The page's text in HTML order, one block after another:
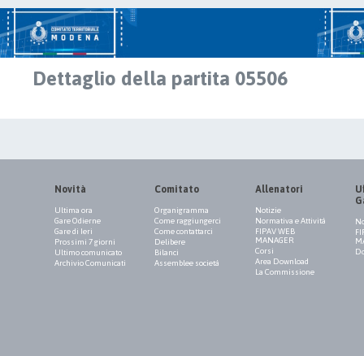
Dettaglio della partita 05506
Novità
Ultima ora
Gare Odierne
Gare di Ieri
Prossimi 7 giorni
Ultimo comunicato
Archivio Comunicati
Comitato
Organigramma
Come raggiungerci
Come contattarci
Delibere
Bilanci
Assemblee società
Allenatori
Notizie
Normativa e Attività
FIPAV WEB
MANAGER
Corsi
Area Download
La Commissione